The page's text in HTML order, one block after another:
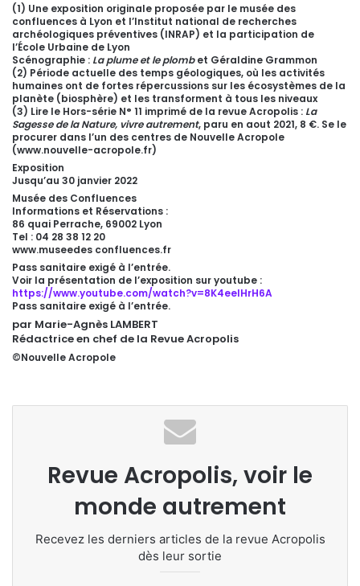
(1) Une exposition originale proposée par le musée des
confluences à Lyon et l’Institut national de recherches
archéologiques préventives (INRAP) et la participation de
l’École Urbaine de Lyon
Scénographie : La plume et le plombet Géraldine Grammon
(2) Période actuelle des temps géologiques, où les activités
humaines ont de fortes répercussions sur les écosystèmes de la
planète (biosphère) et les transforment à tous les niveaux
(3) Lire le Hors-série N° 11 imprimé de la revue Acropolis : La
Sagesse de la Nature, vivre autrement, paru en aout 2021, 8 €. Se le
procurer dans l’un des centres de Nouvelle Acropole
(www.nouvelle-acropole.fr)
Exposition
Jusqu’au 30 janvier 2022
Musée des Confluences
Informations et Réservations :
86 quai Perrache, 69002 Lyon
Tel : 04 28 38 12 20
www.museedes confluences.fr
Pass sanitaire exigé à l’entrée.
Voir la présentation de l’exposition sur youtube :
https://www.youtube.com/watch?v=8K4eeIHrH6A
Pass sanitaire exigé à l’entrée.
par Marie-Agnès LAMBERT
Rédactrice en chef de la Revue Acropolis
©Nouvelle Acropole
Revue Acropolis, voir le
monde autrement
Recevez les derniers articles de la revue Acropolis
dès leur sortie